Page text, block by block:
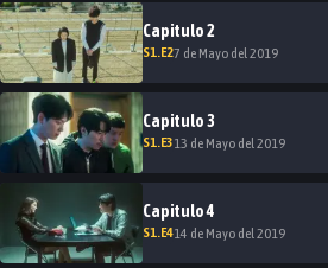
Capitulo2
S1.E27 de Mayo del 2019
Capitulo3
S1.E313 de Mayo del 2019
Capitulo4
S1.E414 de Mayo del 2019